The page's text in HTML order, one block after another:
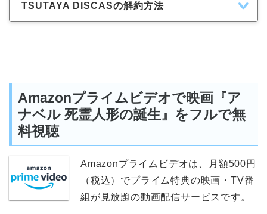
TSUTAYA DISCASの解約方法
Amazonプライムビデオで映画『ア
ナベル 死霊人形の誕生』をフルで無
料視聴
Amazonプライムビデオは、月額500円
（税込）でプライム特典の映画・TV番
組が見放題の動画配信サービスです。